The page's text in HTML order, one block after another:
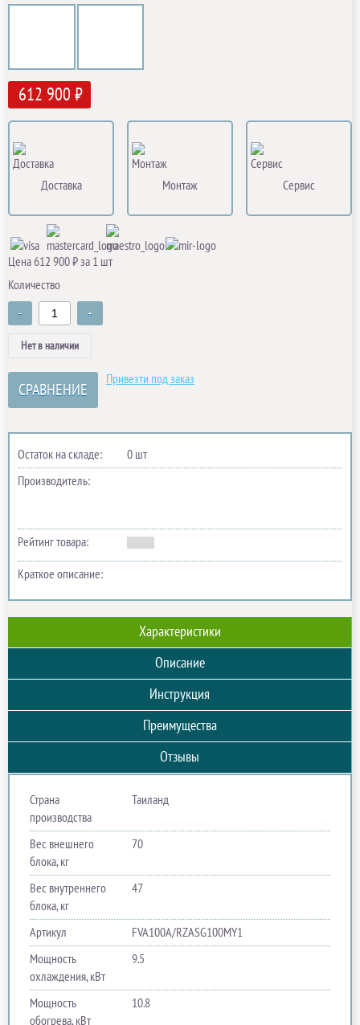
612 900 ₽
Доставка Монтаж Сервис
Цена 612 900 ₽ за 1 шт
Количество
- +
Нет в наличии
СРАВНЕНИЕ
Привезти под заказ
Остаток на складе:
0 шт
Производитель:
Рейтинг товара:
Краткое описание:
Характеристики
Описание
Инструкция
Преимущества
Отзывы
Страна
производства
Таиланд
Вес внешнего
блока, кг
70
Вес внутреннего
блока, кг
47
Артикул
FVA100A/RZASG100MY1
Мощность
охлаждения, кВт
9.5
Мощность
обогрева, кВт
10.8